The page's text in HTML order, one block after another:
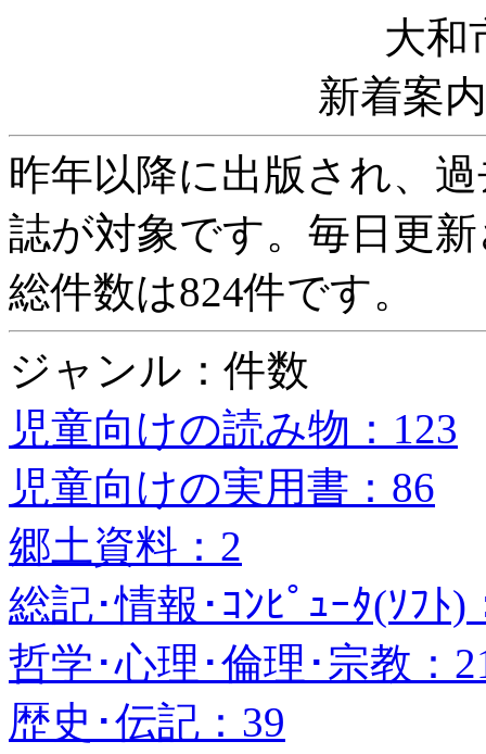
大和
新着案
昨年以降に出版され、
誌が対象です。毎日更
総件数は824件です。
ジャンル：件数
児童向けの読み物：123
児童向けの実用書：86
郷土資料：2
総記･情報･ｺﾝﾋﾟｭｰﾀ(ｿﾌﾄ)
哲学･心理･倫理･宗教：
歴史･伝記：39